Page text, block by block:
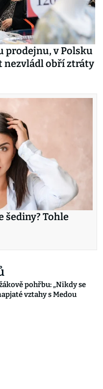
prodejnu, v Polsku
nezvládl obří ztráty
šediny? Tohle
pohřbu: „Nikdy se
vztahy s Medou